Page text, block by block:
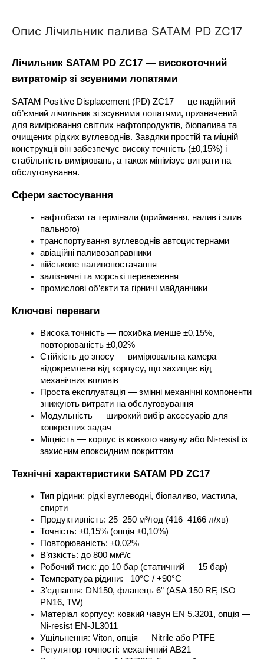
Опис Лічильник палива SATAM PD ZC17
Лічильник SATAM PD ZC17 — високоточний
витратомір зі зсувними лопатями
SATAM Positive Displacement (PD) ZC17 — це надійний
об’ємний лічильник зі зсувними лопатями, призначений
для вимірювання світлих нафтопродуктів, біопалива та
очищених рідких вуглеводнів. Завдяки простій та міцній
конструкції він забезпечує високу точність (±0,15%) і
стабільність вимірювань, а також мінімізує витрати на
обслуговування.
Сфери застосування
нафтобази та термінали (приймання, налив і злив
пального)
транспортування вуглеводнів автоцистернами
авіаційні паливозаправники
військове паливопостачання
залізничні та морські перевезення
промислові об’єкти та гірничі майданчики
Ключові переваги
Висока точність — похибка менше ±0,15%,
повторюваність ±0,02%
Стійкість до зносу — вимірювальна камера
відокремлена від корпусу, що захищає від
механічних впливів
Проста експлуатація — змінні механічні компоненти
знижують витрати на обслуговування
Модульність — широкий вибір аксесуарів для
конкретних задач
Міцність — корпус із ковкого чавуну або Ni-resist із
захисним епоксидним покриттям
Технічні характеристики SATAM PD ZC17
Тип рідини: рідкі вуглеводні, біопаливо, мастила,
спирти
Продуктивність: 25–250 м³/год (416–4166 л/хв)
Точність: ±0,15% (опція ±0,10%)
Повторюваність: ±0,02%
В’язкість: до 800 мм²/с
Робочий тиск: до 10 бар (статичний — 15 бар)
Температура рідини: –10°C / +90°C
З’єднання: DN150, фланець 6” (ASA 150 RF, ISO
PN16, TW)
Матеріал корпусу: ковкий чавун EN 5.3201, опція —
Ni-resist EN-JL3011
Ущільнення: Viton, опція — Nitrile або PTFE
Регулятор точності: механічний AB21